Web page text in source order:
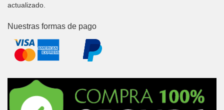
actualizado.
Nuestras formas de pago